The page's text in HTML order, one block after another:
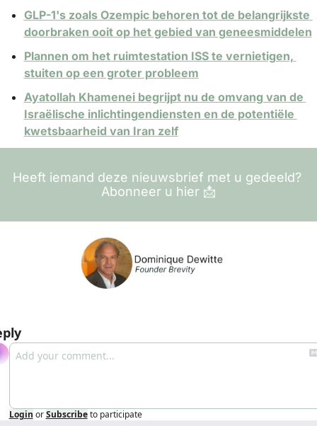
GLP-1's zoals Ozempic behoren tot de belangrijkste
doorbraken ooit op het gebied van geneesmiddelen
Plannen om het ruimtestation ISS te vernietigen,
stuiten op een groter probleem
Ayatollah Khamenei begrijpt nu de omvang van de
Israëlische inlichtingendiensten en de potentiële
kwetsbaarheid van Iran zelf
Heeft iemand deze nieuwsbrief met u gedeeld?
Abonneer u hier 📩
Login or Subscribe to participate